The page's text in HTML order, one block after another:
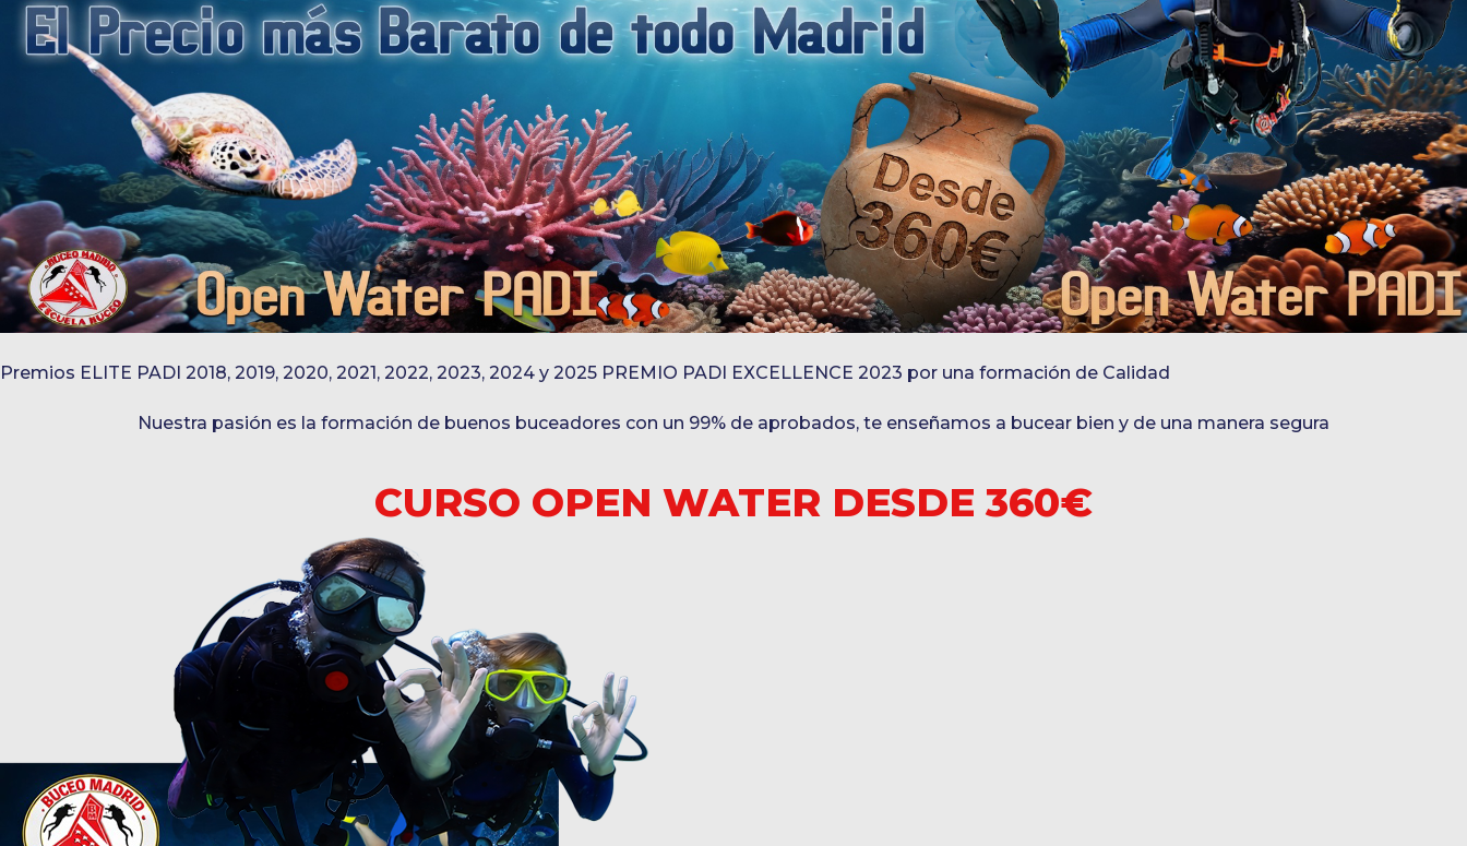
Premios ELITE PADI 2018, 2019, 2020, 2021, 2022, 2023, 2024 y 2025 PREMIO PADI EXCELLENCE 2023 por una formación de Calidad
Nuestra pasión es la formación de buenos buceadores con un 99% de aprobados, te enseñamos a bucear bien y de una manera segura
CURSO OPEN WATER DESDE 360€